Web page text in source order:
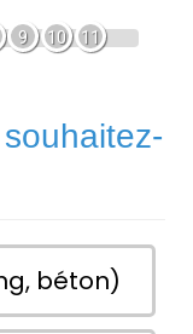
9 10 11
béton)